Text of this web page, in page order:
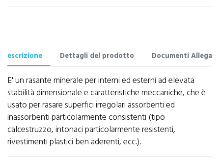
Descrizione Dettagli del prodotto Documenti Allegati
E' un rasante minerale per interni ed esterni ad elevata
stabilità dimensionale e caratteristiche meccaniche, che è
usato per rasare superfici irregolari assorbenti ed
inassorbenti particolarmente consistenti (tipo
calcestruzzo, intonaci particolarmente resistenti,
rivestimenti plastici ben aderenti, ecc.).